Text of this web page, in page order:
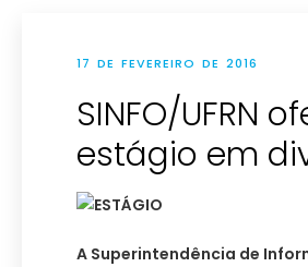
17 DE FEVEREIRO DE 2016
SINFO/UFRN
estágio em
A Superintendência de